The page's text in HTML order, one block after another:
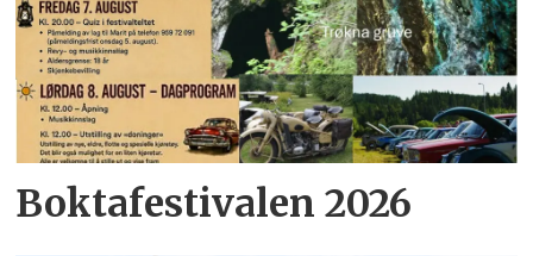
Boktafestivalen 2026